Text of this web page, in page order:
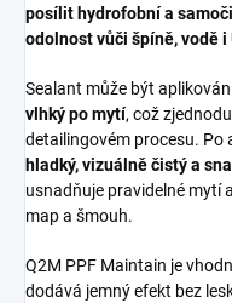
posílit hydrofobní a
odolnost vůči špíně, vodě i
Sealant může být
vlhký po mytí, což
detailingovém procesu. Po
hladký, vizuálně čistý a
usnadňuje pravidelné mytí
map a šmouh.
Q2M PPF Maintain je
dodává jemný efekt bez